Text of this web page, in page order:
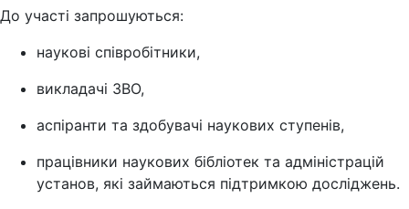
До участі запрошуються:
наукові співробітники,
викладачі ЗВО,
аспіранти та здобувачі наукових ступенів,
працівники наукових бібліотек та адміністрацій
установ, які займаються підтримкою досліджень.